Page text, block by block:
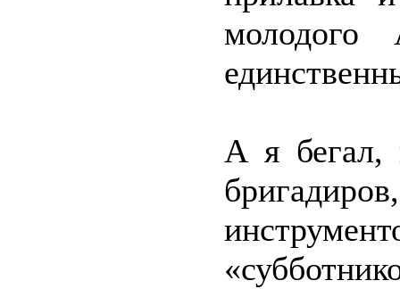
молодого
А я бегал,